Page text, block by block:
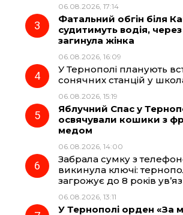
k
a
m
06.08.2026, 17:14
Фатальний обгін біля
судитимуть водія,
загинула жінка
06.08.2026, 16:09
У Тернополі планують
сонячних станцій у
06.08.2026, 15:19
Яблучний Спас у
освячували кошики з
медом
06.08.2026, 14:00
Забрала сумку з
викинула ключі:
загрожує до 8 років
06.08.2026, 13:11
У Тернополі орден «За